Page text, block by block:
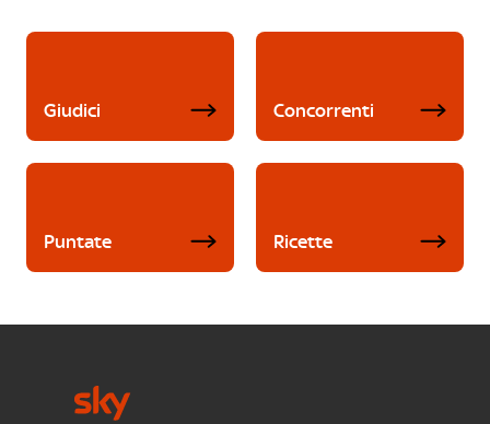
Giudici Concorrenti
Puntate Ricette